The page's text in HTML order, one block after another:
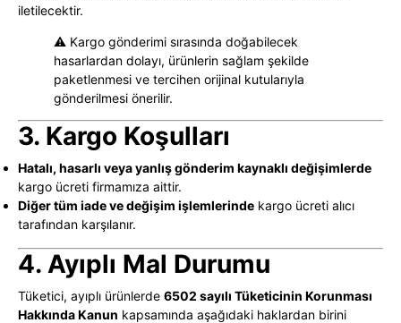
iletilecektir.
⚠️ Kargo gönderimi sırasında doğabilecek
hasarlardan dolayı, ürünlerin sağlam şekilde
paketlenmesi ve tercihen orijinal kutularıyla
gönderilmesi önerilir.
3. Kargo Koşulları
Hatalı, hasarlı veya yanlış gönderim kaynaklı değişimlerde
kargo ücreti firmamıza aittir.
Diğer tüm iade ve değişim işlemlerinde kargo ücreti alıcı
tarafından karşılanır.
4. Ayıplı Mal Durumu
Tüketici, ayıplı ürünlerde 6502 sayılı Tüketicinin Korunması
Hakkında Kanun kapsamında aşağıdaki haklardan birini